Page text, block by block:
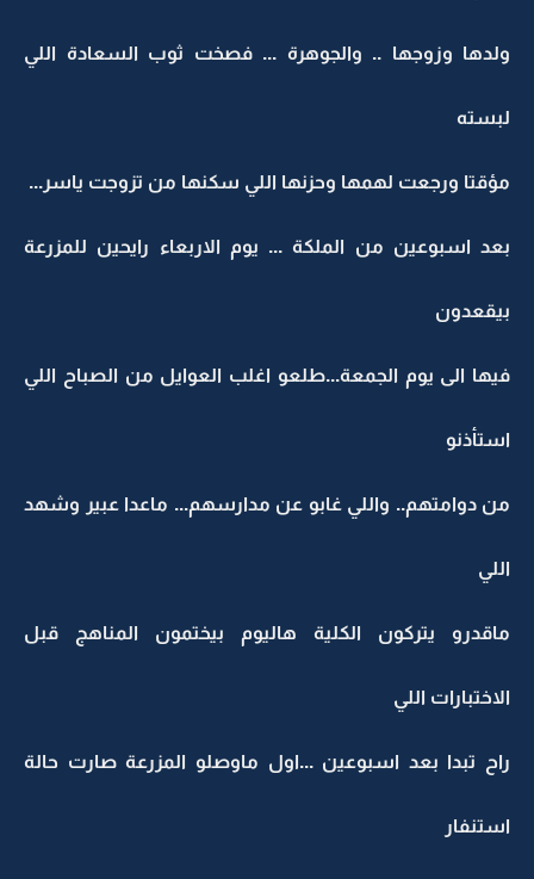
ولدها وزوجها .. والجوهرة ... فصخت ثوب السعادة اللي
لبسته
مؤقتا ورجعت لهمها وحزنها اللي سكنها من تزوجت ياسر...
بعد اسبوعين من الملكة ... يوم الاربعاء رايحين للمزرعة
بيقعدون
فيها الى يوم الجمعة...طلعو اغلب العوايل من الصباح اللي
استأذنو
من دوامتهم.. واللي غابو عن مدارسهم... ماعدا عبير وشهد
اللي
ماقدرو يتركون الكلية هاليوم بيختمون المناهج قبل
الاختبارات اللي
راح تبدا بعد اسبوعين ...اول ماوصلو المزرعة صارت حالة
استنفار